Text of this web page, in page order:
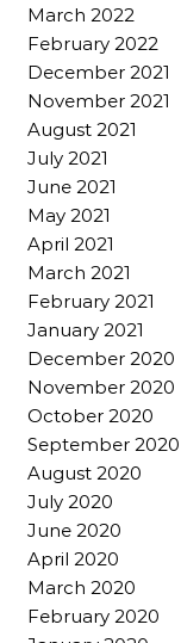
March 2022
February 2022
December 2021
November 2021
August 2021
July 2021
June 2021
May 2021
April 2021
March 2021
February 2021
January 2021
December 2020
November 2020
October 2020
September 2020
August 2020
July 2020
June 2020
April 2020
March 2020
February 2020